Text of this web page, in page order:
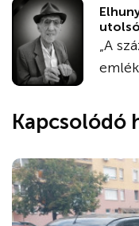
„A
Kapcsolódó